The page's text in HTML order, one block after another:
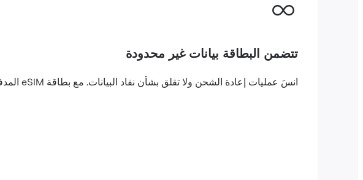
تتضمن البطاقة بيانات غير محدودة
انسَ عمليات إعادة الشحن ولا تقلق بشأن نفاد البيانات. مع بطاقة eSIM المدفوعة مسبقًا مع بيانات غير محدودة باري ، استمتع برحلتك بحرية.